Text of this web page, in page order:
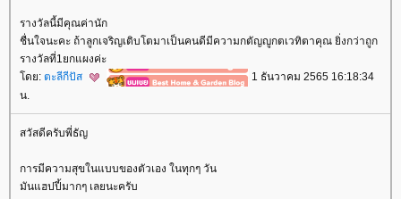
รางวัลนี้มีคุณค่านัก
ชื่นใจนะคะ ถ้าลูกเจริญเติบโตมาเป็นคนดีมีความกตัญญูกตเวทิตาคุณ ยิ่งกว่าถูก
รางวัลที่1ยกแผงค่ะ
ดย: ตะลีกีปัส
1 ธันวาคม 2565 16:18:34
น.
สวัสดีครับพี่ธัญ
การมีความสุขในแบบของตัวเอง ในทุกๆ วัน
มันแฮปปี้มากๆ เลยนะครับ